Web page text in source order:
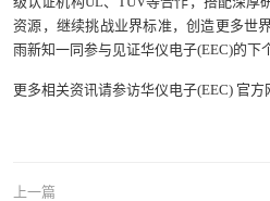
资源，继续挑战业界标准，创造更多世
雨新知一同参与见证华仪电子(EEC)的下
更多相关资讯请参访华仪电子(EEC) 官方
上一篇